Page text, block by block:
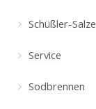
Schüßler-Salze
Service
Sodbrennen